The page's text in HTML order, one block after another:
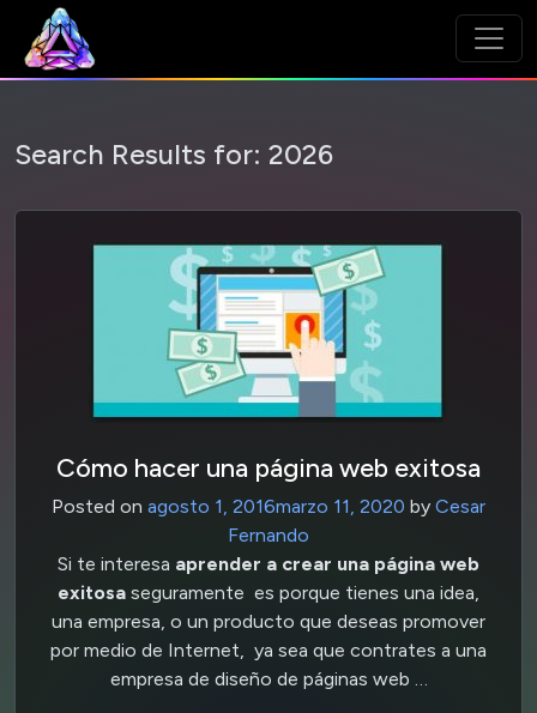
Search Results for: 2026
Cómo hacer una página web exitosa
Posted on agosto 1, 2016marzo 11, 2020 by Cesar
Fernando
Si te interesa aprender a crear una página web
exitosa seguramente es porque tienes una idea,
una empresa, o un producto que deseas promover
por medio de Internet, ya sea que contrates a una
empresa de diseño de páginas web …